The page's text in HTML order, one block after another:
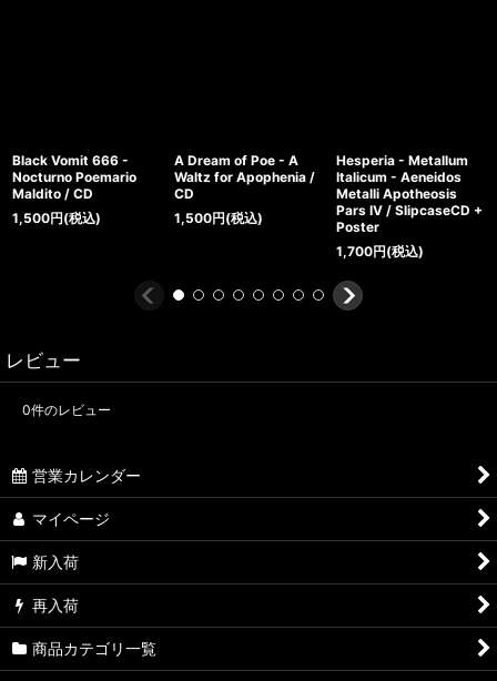
Black Vomit 666 -
Nocturno Poemario
Maldito / CD
1,500円(税込)
A Dream of Poe - A
Waltz for Apophenia /
CD
1,500円(税込)
Hesperia - Metallum
Italicum - Aeneidos
Metalli Apotheosis
Pars IV / SlipcaseCD +
Poster
1,700円(税込)
レビュー
0件のレビュー
営業カレンダー
マイページ
新入荷
再入荷
商品カテゴリ一覧